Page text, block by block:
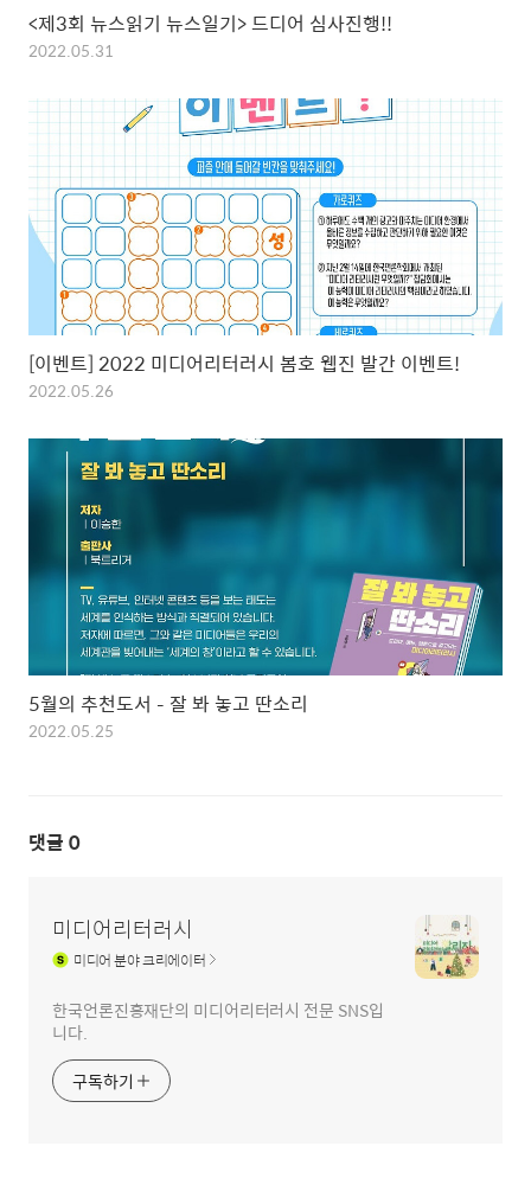
<제3회 뉴스읽기 뉴스일기> 드디어 심사진행!!
2022.05.31
[이벤트] 2022 미디어리터러시 봄호 웹진 발간 이벤트!
2022.05.26
5월의 추천도서 – 잘 봐 놓고 딴소리
2022.05.25
댓글 0
미디어리터러시
미디어분야 크리에이터
한국언론진흥재단의 미디어리터러시 전문 SNS입
니다.
구독하기